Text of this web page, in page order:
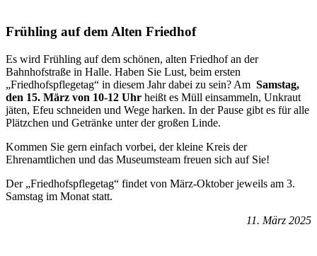
Frühling auf dem Alten Friedhof
Es wird Frühling auf dem schönen, alten Friedhof an der
Bahnhofstraße in Halle. Haben Sie Lust, beim ersten
„Friedhofspflegetag“ in diesem Jahr dabei zu sein? Am Samstag,
den 15. März von 10-12 Uhr heißt es Müll einsammeln, Unkraut
jäten, Efeu schneiden und Wege harken. In der Pause gibt es für alle
Plätzchen und Getränke unter der großen Linde.
Kommen Sie gern einfach vorbei, der kleine Kreis der
Ehrenamtlichen und das Museumsteam freuen sich auf Sie!
Der „Friedhofspflegetag“ findet von März-Oktober jeweils am 3.
Samstag im Monat statt.
11. März 2025